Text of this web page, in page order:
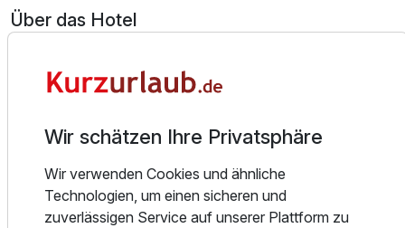
Ausstattung
Für 3 Tage p.P. ab
Über das Hotel
Konzerte, Bar- & Clubkultur im Schanzen- und Karoviertel,
sowie die sündigste aller Meilen - unsere Reeperbahn. Aber
stürzt, ausgestattet mit super Tipps von unseren
Mitarbeiter:innen und einem grandiosen Frühstück im
Bauch, gibt es in der Superbude St. Pauli ganz viel zu
entdecken!
Wir schätzen Ihre Privatsphäre
Wir verwenden Cookies und ähnliche
Technologien, um einen sicheren und
zuverlässigen Service auf unserer Plattform zu